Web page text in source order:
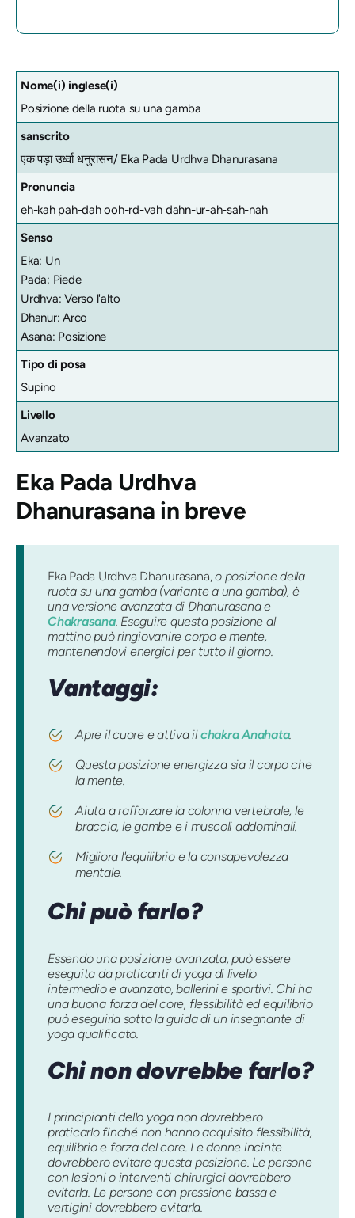
Nome(i) inglese(i)
Posizione della ruota su una gamba
sanscrito
एक पड़ा उर्ध्वा धनुरासन/ Eka Pada Urdhva Dhanurasana
Pronuncia
eh-kah pah-dah ooh-rd-vah dahn-ur-ah-sah-nah
Senso
Eka: Un
Pada: Piede
Urdhva: Verso l'alto
Dhanur: Arco
Asana: Posizione
Tipo di posa
Supino
Livello
Avanzato
Eka Pada Urdhva
Dhanurasana in breve
Eka Pada Urdhva Dhanurasana,o posizione della
ruota su una gamba (variante a una gamba), è
una versione avanzata di Dhanurasana e
Chakrasana. Eseguire questa posizione al
mattino può ringiovanire corpo e mente,
mantenendovi energici per tutto il giorno.
Vantaggi:
Apre il cuore e attiva ilchakra Anahata.
Questa posizione energizza sia il corpo che
la mente.
Aiuta a rafforzare la colonna vertebrale, le
braccia, le gambe e i muscoli addominali.
Migliora l'equilibrio e la consapevolezza
mentale.
Chi può farlo?
Essendo una posizione avanzata, può essere
eseguita da praticanti di yoga di livello
intermedio e avanzato, ballerini e sportivi. Chi ha
una buona forza del core, flessibilità ed equilibrio
può eseguirla sotto la guida di un insegnante di
yoga qualificato.
Chi non dovrebbe farlo?
I principianti dello yoga non dovrebbero
praticarlo finché non hanno acquisito flessibilità,
equilibrio e forza del core. Le donne incinte
dovrebbero evitare questa posizione. Le persone
con lesioni o interventi chirurgici dovrebbero
evitarla. Le persone con pressione bassa e
vertigini dovrebbero evitarla.